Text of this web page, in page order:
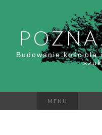
Budowanie kościoła
MENU